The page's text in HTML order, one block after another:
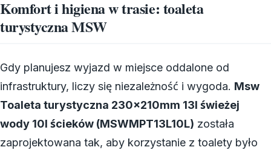
Komfort i higiena w trasie: toaleta
turystyczna MSW
Gdy planujesz wyjazd w miejsce oddalone od
infrastruktury, liczy się niezależność i wygoda. Msw
Toaleta turystyczna 230x210mm 13l świeżej
wody 10l ścieków (MSWMPT13L10L) została
zaprojektowana tak, aby korzystanie z toalety było